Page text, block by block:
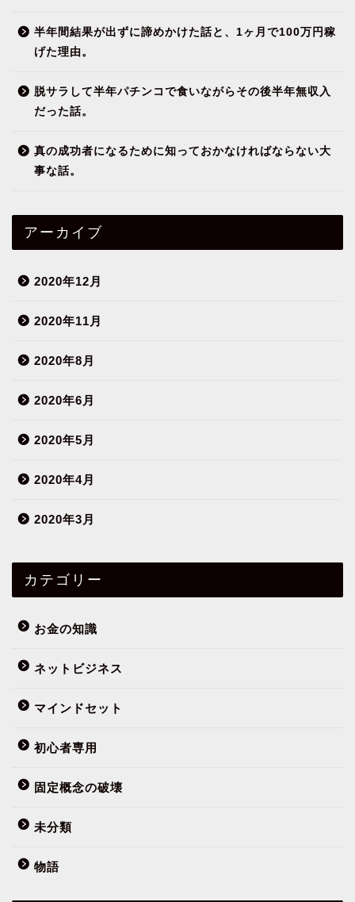
半年間結果が出ずに諦めかけた話と、1ヶ月で100万円稼
げた理由。
脱サラして半年パチンコで食いながらその後半年無収入
だった話。
真の成功者になるために知っておかなければならない大
事な話。
アーカイブ
2020年12月
2020年11月
2020年8月
2020年6月
2020年5月
2020年4月
2020年3月
カテゴリー
お金の知識
ネットビジネス
マインドセット
初心者専用
固定概念の破壊
未分類
物語